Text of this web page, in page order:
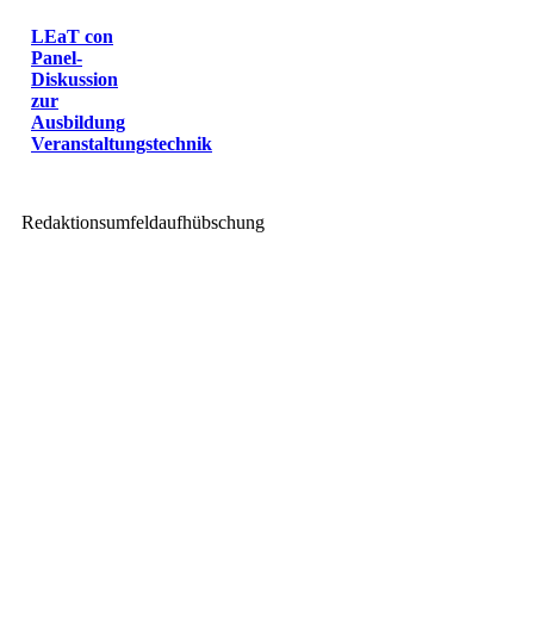
LEaT con
Panel-
Diskussion
zur
Ausbildung
Veranstaltungstechnik
Redaktionsumfeldaufhübschung